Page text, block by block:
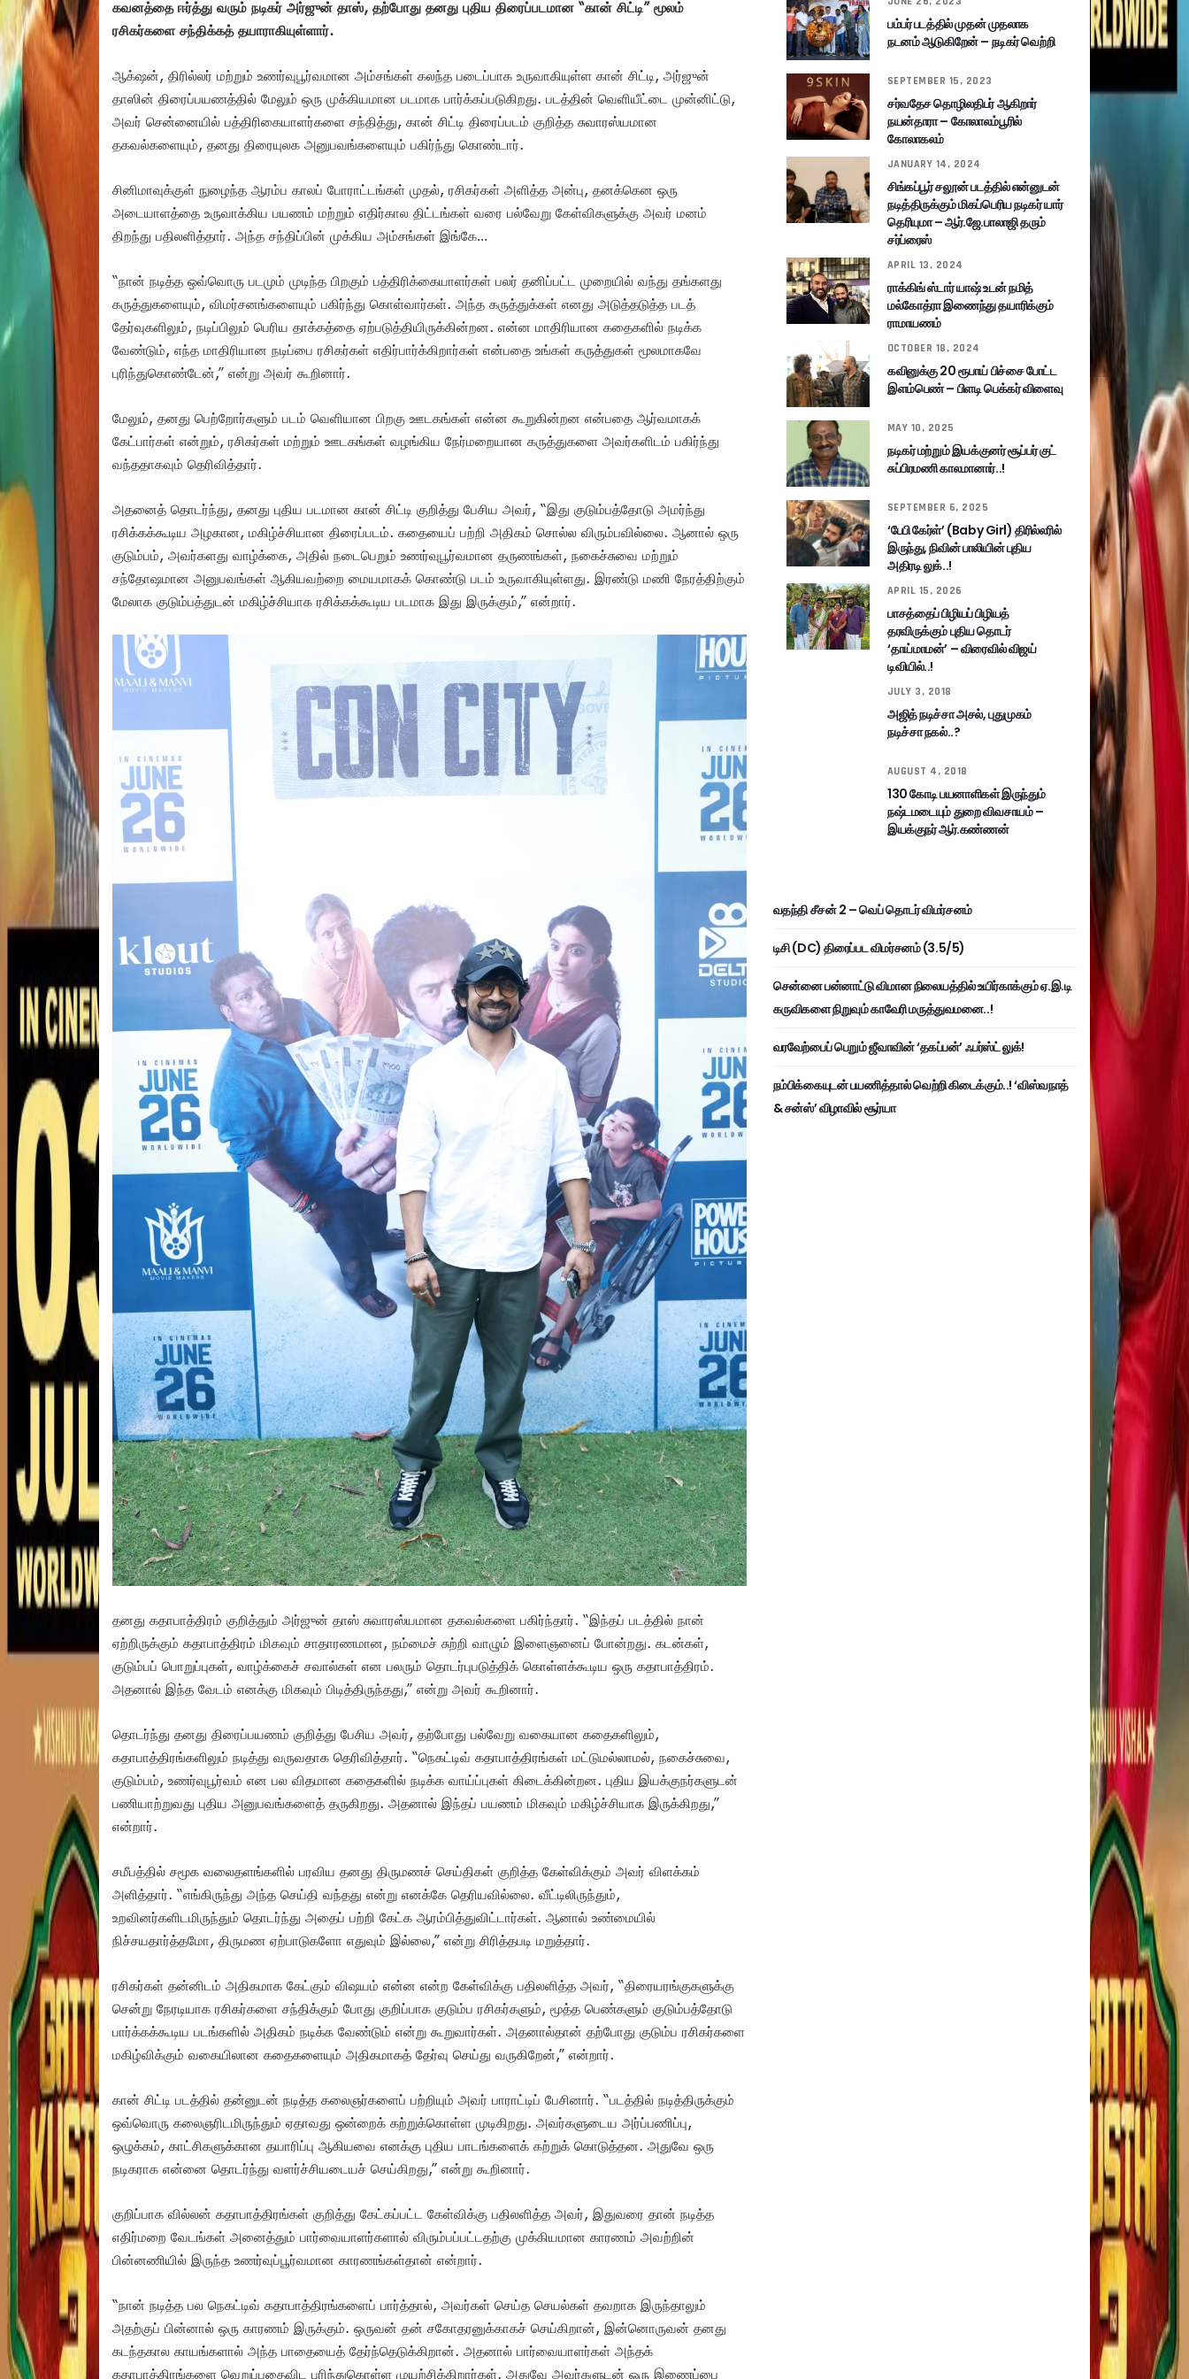
கவனத்தை ஈர்த்து வரும் நடிகர் அர்ஜுன் தாஸ், தற்போது தனது புதிய திரைப்படமான “கான் சிட்டி” மூலம்
ரசிகர்களை சந்திக்கத் தயாராகியுள்ளார்.
ஆக்‌ஷன், திரில்லர் மற்றும் உணர்வுபூர்வமான அம்சங்கள் கலந்த படைப்பாக உருவாகியுள்ள கான் சிட்டி, அர்ஜுன்
தாஸின் திரைப்பயணத்தில் மேலும் ஒரு முக்கியமான படமாக பார்க்கப்படுகிறது. படத்தின் வெளியீட்டை முன்னிட்டு,
அவர் சென்னையில் பத்திரிகையாளர்களை சந்தித்து, கான் சிட்டி திரைப்படம் குறித்த சுவாரஸ்யமான
தகவல்களையும், தனது திரையுலக அனுபவங்களையும் பகிர்ந்து கொண்டார்.
சினிமாவுக்குள் நுழைந்த ஆரம்ப காலப் போராட்டங்கள் முதல், ரசிகர்கள் அளித்த அன்பு, தனக்கென ஒரு
அடையாளத்தை உருவாக்கிய பயணம் மற்றும் எதிர்கால திட்டங்கள் வரை பல்வேறு கேள்விகளுக்கு அவர் மனம்
திறந்து பதிலளித்தார். அந்த சந்திப்பின் முக்கிய அம்சங்கள் இங்கே…
“நான் நடித்த ஒவ்வொரு படமும் முடிந்த பிறகும் பத்திரிக்கையாளர்கள் பலர் தனிப்பட்ட முறையில் வந்து தங்களது
கருத்துகளையும், விமர்சனங்களையும் பகிர்ந்து கொள்வார்கள். அந்த கருத்துக்கள் எனது அடுத்தடுத்த படத்
தேர்வுகளிலும், நடிப்பிலும் பெரிய தாக்கத்தை ஏற்படுத்தியிருக்கின்றன. என்ன மாதிரியான கதைகளில் நடிக்க
வேண்டும், எந்த மாதிரியான நடிப்பை ரசிகர்கள் எதிர்பார்க்கிறார்கள் என்பதை உங்கள் கருத்துகள் மூலமாகவே
புரிந்துகொண்டேன்,” என்று அவர் கூறினார்.
மேலும், தனது பெற்றோர்களும் படம் வெளியான பிறகு ஊடகங்கள் என்ன கூறுகின்றன என்பதை ஆர்வமாகக்
கேட்பார்கள் என்றும், ரசிகர்கள் மற்றும் ஊடகங்கள் வழங்கிய நேர்மறையான கருத்துகளை அவர்களிடம் பகிர்ந்து
வந்ததாகவும் தெரிவித்தார்.
அதனைத் தொடர்ந்து, தனது புதிய படமான கான் சிட்டி குறித்து பேசிய அவர், “இது குடும்பத்தோடு அமர்ந்து
ரசிக்கக்கூடிய அழகான, மகிழ்ச்சியான திரைப்படம். கதையைப் பற்றி அதிகம் சொல்ல விரும்பவில்லை. ஆனால் ஒரு
குடும்பம், அவர்களது வாழ்க்கை, அதில் நடைபெறும் உணர்வுபூர்வமான தருணங்கள், நகைச்சுவை மற்றும்
சந்தோஷமான அனுபவங்கள் ஆகியவற்றை மையமாகக் கொண்டு படம் உருவாகியுள்ளது. இரண்டு மணி நேரத்திற்கும்
மேலாக குடும்பத்துடன் மகிழ்ச்சியாக ரசிக்கக்கூடிய படமாக இது இருக்கும்,” என்றார்.
தனது கதாபாத்திரம் குறித்தும் அர்ஜுன் தாஸ் சுவாரஸ்யமான தகவல்களை பகிர்ந்தார். “இந்தப் படத்தில் நான்
ஏற்றிருக்கும் கதாபாத்திரம் மிகவும் சாதாரணமான, நம்மைச் சுற்றி வாழும் இளைஞனைப் போன்றது. கடன்கள்,
குடும்பப் பொறுப்புகள், வாழ்க்கைச் சவால்கள் என பலரும் தொடர்புபடுத்திக் கொள்ளக்கூடிய ஒரு கதாபாத்திரம்.
அதனால் இந்த வேடம் எனக்கு மிகவும் பிடித்திருந்தது,” என்று அவர் கூறினார்.
தொடர்ந்து தனது திரைப்பயணம் குறித்து பேசிய அவர், தற்போது பல்வேறு வகையான கதைகளிலும்,
கதாபாத்திரங்களிலும் நடித்து வருவதாக தெரிவித்தார். “நெகட்டிவ் கதாபாத்திரங்கள் மட்டுமல்லாமல், நகைச்சுவை,
குடும்பம், உணர்வுபூர்வம் என பல விதமான கதைகளில் நடிக்க வாய்ப்புகள் கிடைக்கின்றன. புதிய இயக்குநர்களுடன்
பணியாற்றுவது புதிய அனுபவங்களைத் தருகிறது. அதனால் இந்தப் பயணம் மிகவும் மகிழ்ச்சியாக இருக்கிறது,”
என்றார்.
சமீபத்தில் சமூக வலைதளங்களில் பரவிய தனது திருமணச் செய்திகள் குறித்த கேள்விக்கும் அவர் விளக்கம்
அளித்தார். “எங்கிருந்து அந்த செய்தி வந்தது என்று எனக்கே தெரியவில்லை. வீட்டிலிருந்தும்,
உறவினர்களிடமிருந்தும் தொடர்ந்து அதைப் பற்றி கேட்க ஆரம்பித்துவிட்டார்கள். ஆனால் உண்மையில்
நிச்சயதார்த்தமோ, திருமண ஏற்பாடுகளோ எதுவும் இல்லை,” என்று சிரித்தபடி மறுத்தார்.
ரசிகர்கள் தன்னிடம் அதிகமாக கேட்கும் விஷயம் என்ன என்ற கேள்விக்கு பதிலளித்த அவர், “திரையரங்குகளுக்கு
சென்று நேரடியாக ரசிகர்களை சந்திக்கும் போது குறிப்பாக குடும்ப ரசிகர்களும், மூத்த பெண்களும் குடும்பத்தோடு
பார்க்கக்கூடிய படங்களில் அதிகம் நடிக்க வேண்டும் என்று கூறுவார்கள். அதனால்தான் தற்போது குடும்ப ரசிகர்களை
மகிழ்விக்கும் வகையிலான கதைகளையும் அதிகமாகத் தேர்வு செய்து வருகிறேன்,” என்றார்.
கான் சிட்டி படத்தில் தன்னுடன் நடித்த கலைஞர்களைப் பற்றியும் அவர் பாராட்டிப் பேசினார். “படத்தில் நடித்திருக்கும்
ஒவ்வொரு கலைஞரிடமிருந்தும் ஏதாவது ஒன்றைக் கற்றுக்கொள்ள முடிகிறது. அவர்களுடைய அர்ப்பணிப்பு,
ஒழுக்கம், காட்சிகளுக்கான தயாரிப்பு ஆகியவை எனக்கு புதிய பாடங்களைக் கற்றுக் கொடுத்தன. அதுவே ஒரு
நடிகராக என்னை தொடர்ந்து வளர்ச்சியடையச் செய்கிறது,” என்று கூறினார்.
குறிப்பாக வில்லன் கதாபாத்திரங்கள் குறித்து கேட்கப்பட்ட கேள்விக்கு பதிலளித்த அவர், இதுவரை தான் நடித்த
எதிர்மறை வேடங்கள் அனைத்தும் பார்வையாளர்களால் விரும்பப்பட்டதற்கு முக்கியமான காரணம் அவற்றின்
பின்னணியில் இருந்த உணர்வுப்பூர்வமான காரணங்கள்தான் என்றார்.
“நான் நடித்த பல நெகட்டிவ் கதாபாத்திரங்களைப் பார்த்தால், அவர்கள் செய்த செயல்கள் தவறாக இருந்தாலும்
அதற்குப் பின்னால் ஒரு காரணம் இருக்கும். ஒருவன் தன் சகோதரனுக்காகச் செய்கிறான், இன்னொருவன் தனது
கடந்தகால காயங்களால் அந்த பாதையைத் தேர்ந்தெடுக்கிறான். அதனால் பார்வையாளர்கள் அந்தக்
கதாபாத்திரங்களை வெறுப்பதைவிட புரிந்துகொள்ள முயற்சிக்கிறார்கள். அதுவே அவர்களுடன் ஒரு இணைப்பை
பம்பர் படத்தில் முதன் முதலாக
நடனம் ஆடுகிறேன் – நடிகர் வெற்றி
SEPTEMBER 15, 2023
சர்வதேச தொழிலதிபர் ஆகிறார்
நயன்தாரா – கோலாலம்பூரில்
கோலாகலம்
JANUARY 14, 2024
சிங்கப்பூர் சலூன் படத்தில் என்னுடன்
நடித்திருக்கும் மிகப்பெரிய நடிகர் யார்
தெரியுமா – ஆர்.ஜே.பாலாஜி தரும்
சர்ப்ரைஸ்
APRIL 13, 2024
ராக்கிங் ஸ்டார் யாஷ் உடன் நமித்
மல்கோத்ரா இணைந்து தயாரிக்கும்
ராமாயணம்
OCTOBER 18, 2024
கவினுக்கு 20 ரூபாய் பிச்சை போட்ட
இளம்பெண் – பிளடி பெக்கர் விளைவு
MAY 10, 2025
நடிகர் மற்றும் இயக்குனர் சூப்பர் குட்
சுப்பிரமணி காலமானார்..!
SEPTEMBER 6, 2025
‘பேபி கேர்ள்’ (Baby Girl) திரில்லரில்
இருந்து, நிவின் பாலியின் புதிய
அதிரடி லுக்..!
APRIL 15, 2026
பாசத்தைப் பிழியப் பிழியத்
தரவிருக்கும் புதிய தொடர்
‘தாய்மாமன்’ – விரைவில் விஜய்
டிவியில்..!
JULY 3, 2018
அஜித் நடிச்சா அசல், புதுமுகம்
நடிச்சா நகல்..?
AUGUST 4, 2018
130 கோடி பயனாளிகள் இருந்தும்
நஷ்டமடையும் துறை விவசாயம் –
இயக்குநர் ஆர்.கண்ணன்
வதந்தி சீசன் 2 – வெப் தொடர் விமர்சனம்
டிசி (DC) திரைப்பட விமர்சனம் (3.5/5)
சென்னை பன்னாட்டு விமான நிலையத்தில் உயிர்காக்கும் ஏ.இ.டி
கருவிகளை நிறுவும் காவேரி மருத்துவமனை..!
வரவேற்பைப் பெறும் ஜீவாவின் ‘தகப்பன்’ ஃபர்ஸ்ட் லுக்!
நம்பிக்கையுடன் பயணித்தால் வெற்றி கிடைக்கும்..! ‘விஸ்வநாத்
& சன்ஸ்’ விழாவில் சூர்யா